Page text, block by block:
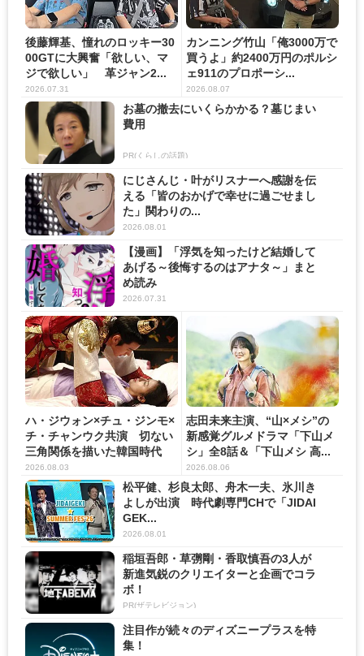
後藤輝基、憧れのロッキー30
00GTに大興奮「欲しい、マ
ジで欲しい」 革ジャン2...
2026.07.31
カンニング竹山「俺3000万で
買うよ」約2400万円のポルシ
ェ911のプロポーシ...
2026.08.07
お墓の撤去にいくらかかる？墓じまい
費用
PR(くらしの話題)
にじさんじ・叶がリスナーへ感謝を伝
える「皆のおかげで幸せに過ごせまし
た」関わりの...
2026.08.01
【漫画】「浮気を知ったけど結婚して
あげる～後悔するのはアナタ～」まと
め読み
2026.07.31
ハ・ジウォン×チュ・ジンモ×
チ・チャンウク共演 切ない
三角関係を描いた韓国時代
劇...
2026.08.03
志田未来主演、“山×メシ”の
新感覚グルメドラマ「下山メ
シ」全8話＆「下山メシ 高...
2026.08.06
松平健、杉良太郎、舟木一夫、氷川き
よしが出演 時代劇専門CHで「JIDAI
GEK...
2026.08.01
稲垣吾郎・草彅剛・香取慎吾の3人が
新進気鋭のクリエイターと企画でコラ
ボ！
PR(ザテレビジョン)
注目作が続々のディズニープラスを特
集！